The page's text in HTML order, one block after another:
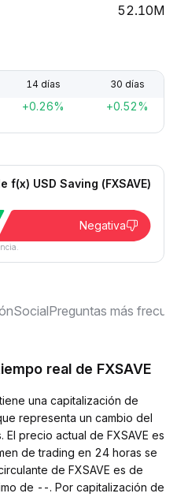
52.10M
14 días 30 días
+0.26% +0.52%
USD Saving (FXSAVE)
Negativa
SocialPreguntas más
real de FXSAVE
una capitalización de
representa un cambio del
precio actual de FXSAVE es
de trading en 24 horas se
de FXSAVE es de
de --. Por capitalización de